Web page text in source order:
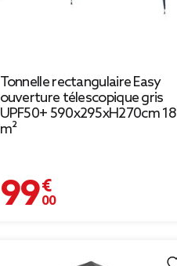
Tonnelle rectangulaire Easy
ouverture télescopique gris
UPF50+ 590x295xH270cm 18
m²
99,00 €